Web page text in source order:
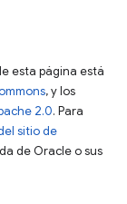
esta página está
, y los
2.0. Para
sitio de
de Oracle o sus